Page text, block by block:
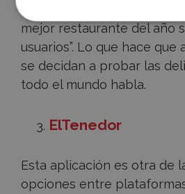
mejor restaurante del año
usuarios”. Lo que hace que
se decidan a probar las
todo el mundo habla.
ElTenedor
Esta aplicación es otra de
opciones entre